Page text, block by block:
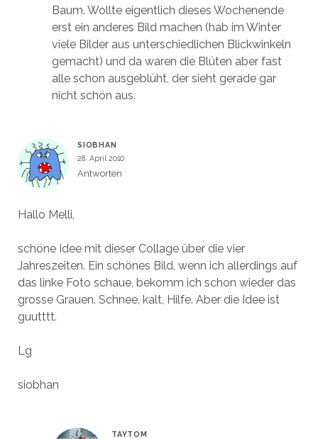
Baum. Wollte eigentlich dieses Wochenende
erst ein anderes Bild machen (hab im Winter
viele Bilder aus unterschiedlichen Blickwinkeln
gemacht) und da waren die Blüten aber fast
alle schon ausgeblüht, der sieht gerade gar
nicht schön aus.
SIOBHAN
28. April 2010
Antworten
Hallo Melli,
schöne Idee mit dieser Collage über die vier
Jahreszeiten. Ein schönes Bild, wenn ich allerdings auf
das linke Foto schaue, bekomm ich schon wieder das
grosse Grauen. Schnee, kalt, Hilfe. Aber die Idee ist
guutttt.
Lg
siobhan
TAYTOM